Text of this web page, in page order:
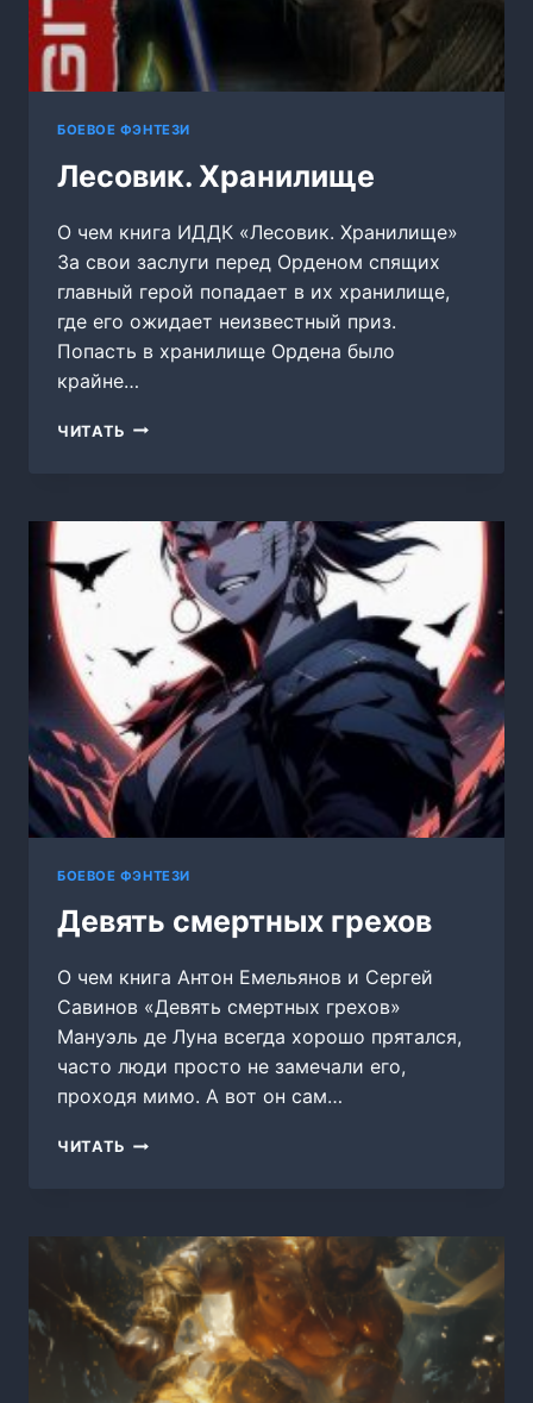
БОЕВОЕ ФЭНТЕЗИ
Лесовик. Хранилище
О чем книга ИДДК «Лесовик. Хранилище»
За свои заслуги перед Орденом спящих
главный герой попадает в их хранилище,
где его ожидает неизвестный приз.
Попасть в хранилище Ордена было
крайне…
ЧИТАТЬ ЛЕСОВИК.
БОЕВОЕ ФЭНТЕЗИ
Девять смертных грехов
О чем книга Антон Емельянов и Сергей
Савинов «Девять смертных грехов»
Мануэль де Луна всегда хорошо прятался,
часто люди просто не замечали его,
проходя мимо. А вот он сам…
ЧИТАТЬ ДЕВЯТЬ